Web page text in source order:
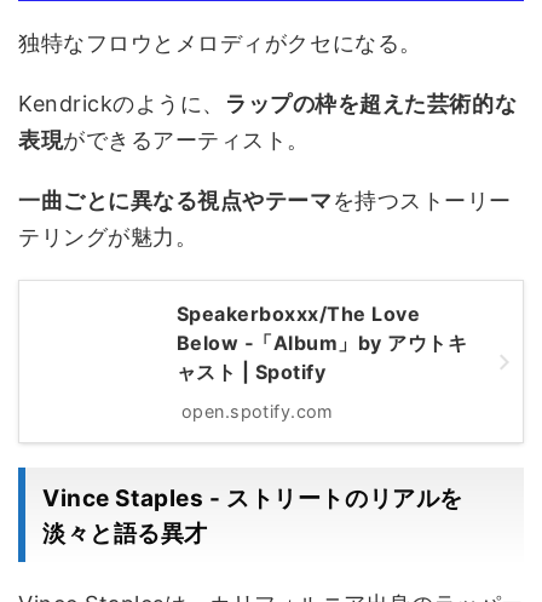
独特なフロウとメロディがクセになる。
Kendrickのように、 ラップの枠を超えた芸術的な
表現ができるアーティスト。
一曲ごとに異なる視点やテーマを持つストーリー
テリングが魅力。
Speakerboxxx/The Love
Below ‑「Album」by アウトキ
ャスト | Spotify
open.spotify.com
Vince Staples - ストリートのリアルを
淡々と語る異才